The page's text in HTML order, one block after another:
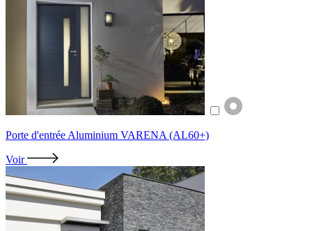
Porte d'entrée Aluminium VARENA (AL60+)
Voir